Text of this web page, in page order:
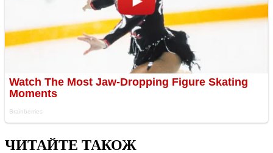
ЧИТАЙТЕ ТАКОЖ